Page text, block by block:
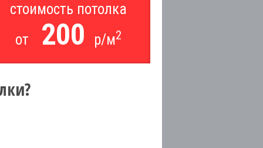
стоимость потолка
от
200 р/м2